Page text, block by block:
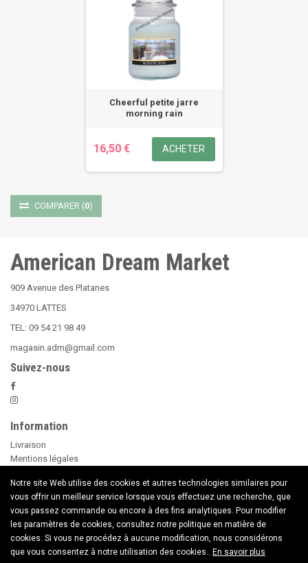
Notre site Web utilise des cookies et autres technologies similaires pour
vous offrir un meilleur service lorsque vous effectuez une recherche, que
vous passez commande ou encore à des fins analytiques. Pour modifier
les paramètres de cookies, consultez notre politique en matière de
cookies. Si vous ne procédez à aucune modification, nous considérons
que vous consentez à notre utilisation des cookies.. En savoir plus
Cheerful petite jarre
morning rain
16,50 € ACHETER
COMPARER (0)
American Dream Market
909 Avenue des Platanes
34970 LATTES
TEL: 09 54 21 98 49
magasin.adm@gmail.com
Suivez-nous
Information
Livraison
Mentions légales
Paiement sécurisé
Le Beer Pong
conseils d'utilisation des Bougies
Nouveaux Produits
Contactez nous